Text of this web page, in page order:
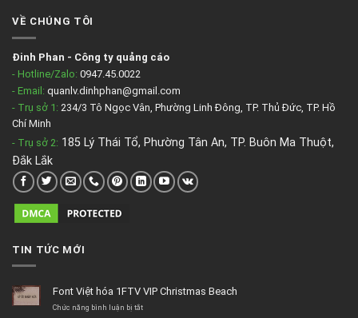
VỀ CHÚNG TÔI
Đinh Phan - Công ty quảng cáo
- Hotline/Zalo: 0947.45.0022
- Email: quanlv.dinhphan@gmail.com
- Trụ sở 1: 234/3 Tô Ngọc Vân, Phường Linh Đông, TP. Thủ Đức, TP. Hồ
Chí Minh
- Trụ sở 2: 185 Lý Thái Tổ, Phường Tân An, TP. Buôn Ma Thuột,
Đắk Lắk
TIN TỨC MỚI
Font Việt hóa 1FTV VIP Christmas Beach
Chức năng bình luận bị tắtở